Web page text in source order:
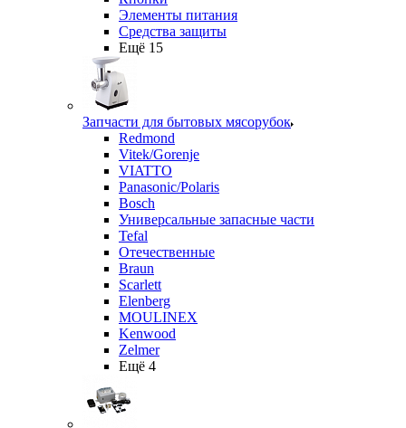
Элементы питания
Средства защиты
Ещё 15
Запчасти для бытовых мясорубок
Redmond
Vitek/Gorenje
VIATTO
Panasonic/Polaris
Bosch
Универсальные запасные части
Tefal
Отечественные
Braun
Scarlett
Elenberg
MOULINEX
Kenwood
Zelmer
Ещё 4